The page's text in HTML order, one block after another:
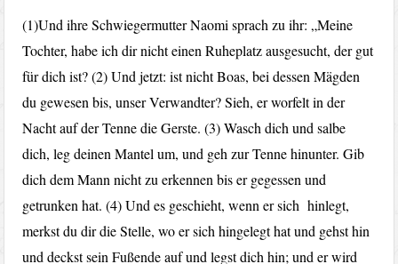
(1)Und ihre Schwiegermutter Naomi sprach zu ihr: „Meine
Tochter, habe ich dir nicht einen Ruheplatz ausgesucht, der gut
für dich ist? (2) Und jetzt: ist nicht Boas, bei dessen Mägden
du gewesen bis, unser Verwandter? Sieh, er worfelt in der
Nacht auf der Tenne die Gerste. (3) Wasch dich und salbe
dich, leg deinen Mantel um, und geh zur Tenne hinunter. Gib
dich dem Mann nicht zu erkennen bis er gegessen und
getrunken hat. (4) Und es geschieht, wenn er sich hinlegt,
merkst du dir die Stelle, wo er sich hingelegt hat und gehst hin
und deckst sein Fußende auf und legst dich hin; und er wird